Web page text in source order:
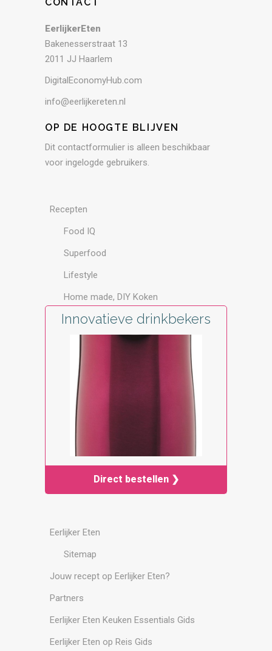
CONTACT
EerlijkerEten
Bakenesserstraat 13
2011 JJ Haarlem
DigitalEconomyHub.com
info@eerlijkereten.nl
OP DE HOOGTE BLIJVEN
Dit contactformulier is alleen beschikbaar
voor ingelogde gebruikers.
Recepten
Food IQ
Superfood
Lifestyle
Home made, DIY Koken
Innovatieve drinkbekers
Direct bestellen ❯
Eerlijker Eten
Sitemap
Jouw recept op Eerlijker Eten?
Partners
Eerlijker Eten Keuken Essentials Gids
Eerlijker Eten op Reis Gids